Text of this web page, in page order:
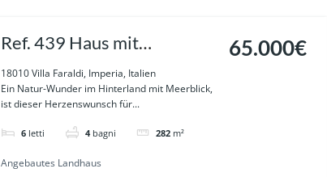
Ref. 439 Haus mit
Geschichte und Meerblick
in Villa Faraldi
18010 Villa Faraldi, Imperia, Italien
Ein Natur-Wunder im Hinterland mit Meerblick,
ist dieser Herzenswunsch für...
6 letti 4 bagni 282 m²
65.000€
Angebautes Landhaus